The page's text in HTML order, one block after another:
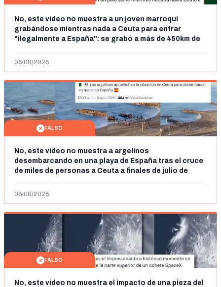
No, este vídeo no muestra a un joven marroquí
grabándose mientras nada a Ceuta para entrar
"ilegalmente a España": se grabó a más de 450km de
06/08/2026
FALSO
No, este vídeo no muestra a argelinos
desembarcando en una playa de España tras el cruce
de miles de personas a Ceuta a finales de julio de
06/08/2026
FALSO
No, este vídeo no muestra el impacto de una pieza del